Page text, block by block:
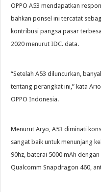
OPPO A53 mendapatkan
bahkan ponsel ini tercatat
kontribusi pangsa pasar
2020 menurut IDC. data.
“Setelah A53 diluncurkan,
tentang perangkat ini,” kata
OPPO Indonesia.
Menurut Aryo, A53 diminati
sangat baik untuk menunjang
90hz, baterai 5000 mAh
Qualcomm Snapdragon 460,